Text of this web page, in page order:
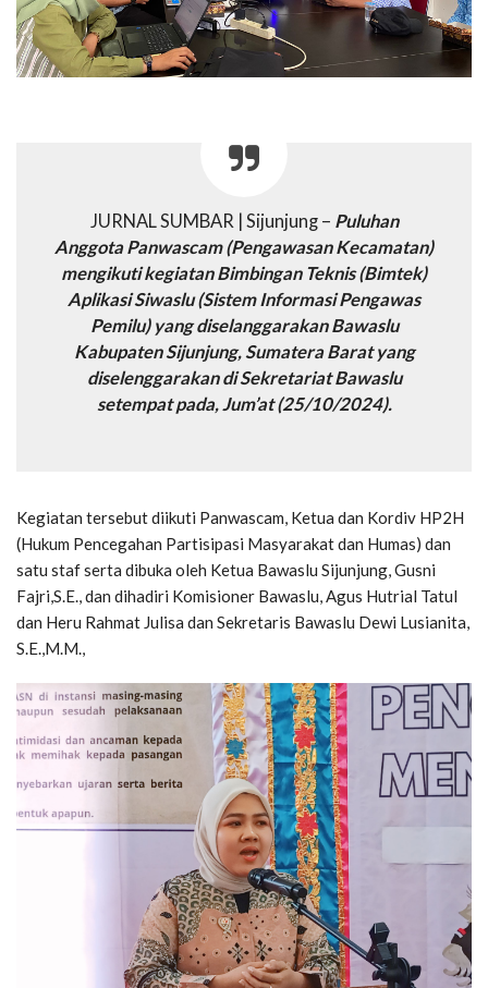
JURNAL SUMBAR | Sijunjung – Puluhan
Anggota Panwascam (Pengawasan Kecamatan)
mengikuti kegiatan Bimbingan Teknis (Bimtek)
Aplikasi Siwaslu (Sistem Informasi Pengawas
Pemilu) yang diselanggarakan Bawaslu
Kabupaten Sijunjung, Sumatera Barat yang
diselenggarakan di Sekretariat Bawaslu
setempat pada, Jum’at (25/10/2024).
Kegiatan tersebut diikuti Panwascam, Ketua dan Kordiv HP2H
(Hukum Pencegahan Partisipasi Masyarakat dan Humas) dan
satu staf serta dibuka oleh Ketua Bawaslu Sijunjung, Gusni
Fajri,S.E., dan dihadiri Komisioner Bawaslu, Agus Hutrial Tatul
dan Heru Rahmat Julisa dan Sekretaris Bawaslu Dewi Lusianita,
S.E.,M.M.,